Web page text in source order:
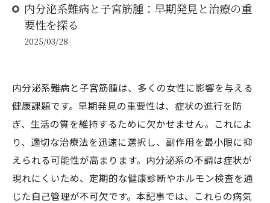
内分泌系難病と子宮筋腫：早期発見と治療の重
要性を探る
2025/03/28
内分泌系難病と子宮筋腫は、多くの女性に影響を与える
健康課題です。早期発見の重要性は、症状の進行を防
ぎ、生活の質を維持するために欠かせません。これによ
り、適切な治療法を迅速に選択し、副作用を最小限に抑
えられる可能性が高まります。内分泌系の不調は症状が
現れにくいため、定期的な健康診断やホルモン検査を通
じた自己管理が不可欠です。本記事では、これらの病気